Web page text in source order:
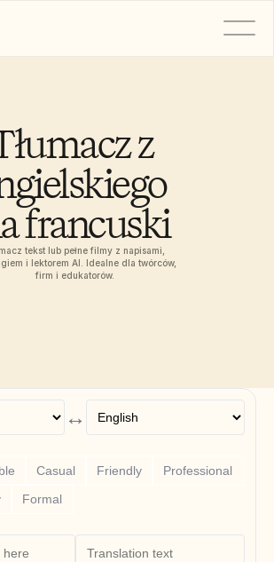
z
francuski
tekst lub pełne filmy z napisami,
i lektorem AI. Idealne dla twórców,
firm i edukatorów.
↔
Casual Friendly
Professional
Formal